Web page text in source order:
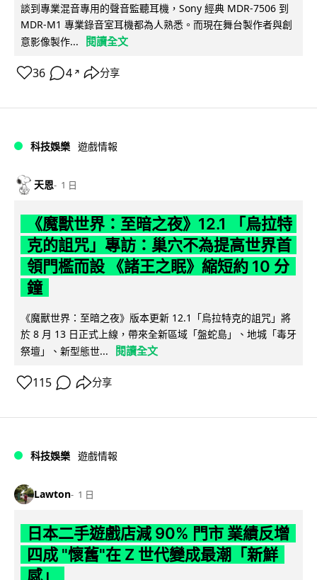
談到專業混音專用的聲音監聽耳機，Sony 經典 MDR-7506 到
MDR-M1 專業錄音室耳機都為人熟悉。而現在舞台製作者與創
意影像製作...
閱讀全文
36 4 ↗ 分享
科技娛樂 遊戲情報
天恩 1 日
《魔獸世界：至暗之夜》12.1 「烏拉特
克的詛咒」專訪：巢穴不為提高世界首
領門檻而設 《諸王之眠》縮短約 10 分
鐘
《魔獸世界：至暗之夜》版本更新 12.1「烏拉特克的詛咒」將
於 8 月 13 日正式上線，帶來全新區域「盤蛇島」、地城「毒牙
祭壇」、新型態世...
閱讀全文
115 分享
科技娛樂 遊戲情報
Lawton 1 日
日本二手遊戲店減 90% 門市 業績反增
四成 "懷舊"在 Z 世代變成最潮「新鮮
感」